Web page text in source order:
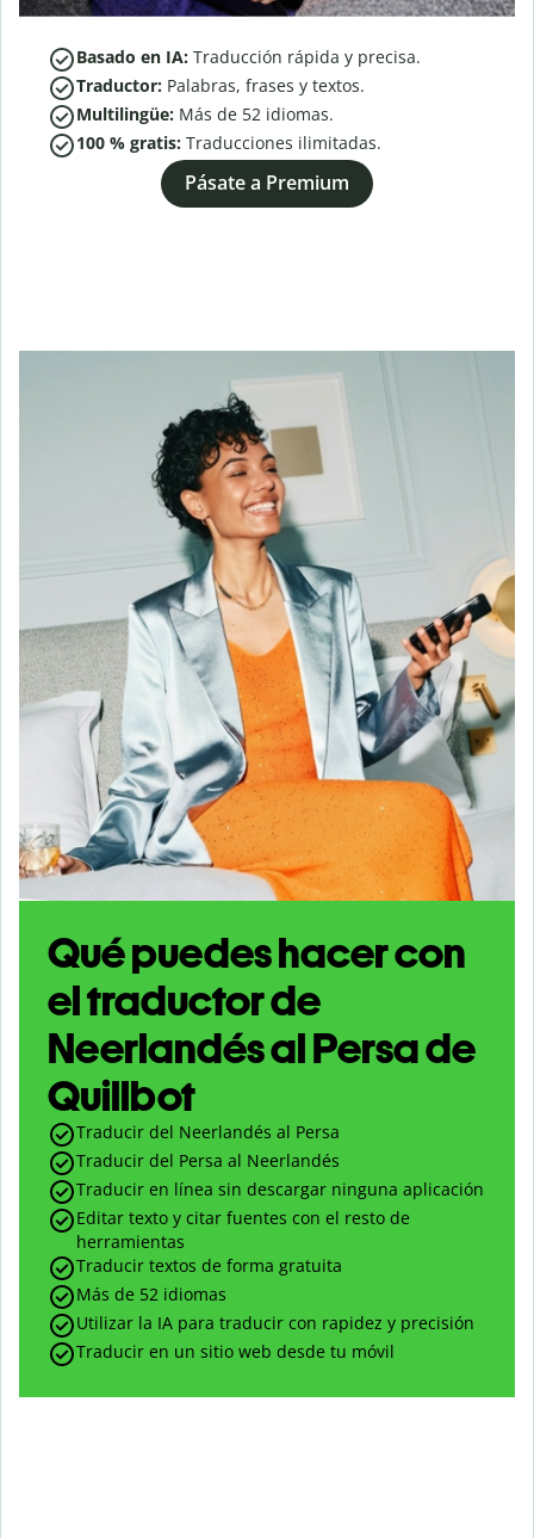
Basado en IA: Traducción rápida y precisa.
Traductor: Palabras, frases y textos.
Multilingüe: Más de 52 idiomas.
100 % gratis: Traducciones ilimitadas.
Pásate a Premium
Qué puedes hacer con
el traductor de
Neerlandés al Persa de
Quillbot
Traducir del Neerlandés al Persa
Traducir del Persa al Neerlandés
Traducir en línea sin descargar ninguna aplicación
Editar texto y citar fuentes con el resto de
herramientas
Traducir textos de forma gratuita
Más de 52 idiomas
Utilizar la IA para traducir con rapidez y precisión
Traducir en un sitio web desde tu móvil